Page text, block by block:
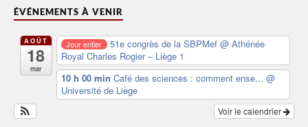
ÉVÉNEMENTS À VENIR
AOÛT
18
mar
Jour entier 51e congrès de la SBPMef@ Athénée
Royal Charles Rogier – Liège 1
10 h 00 min Café des sciences : comment ense... @
Université de Liège
Voir le calendrier